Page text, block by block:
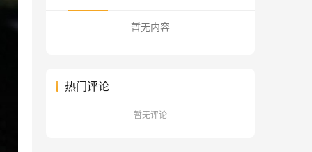
暂无内容
热门评论
暂无评论